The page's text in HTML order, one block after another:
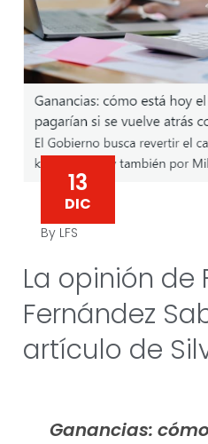
13
DIC
By LFS
La opinión de
Fernández
artículo de
Ganancias: